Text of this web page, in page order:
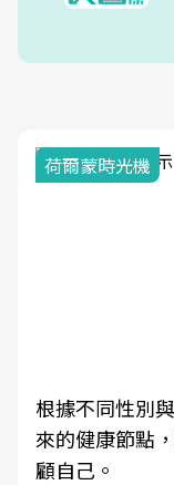
荷爾蒙時光機
根據不同性別
來的健康節點
顧自己。